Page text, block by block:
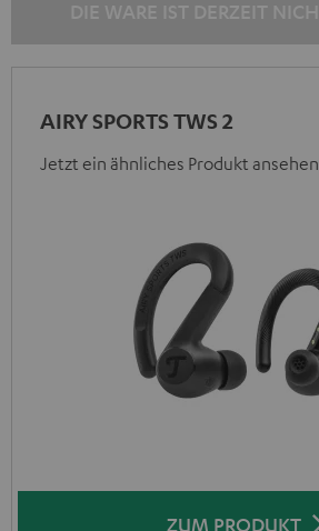
AIRY SPORTS TWS 2
Jetzt ein ähnliches Produkt ansehen
ZUM PRODUKT